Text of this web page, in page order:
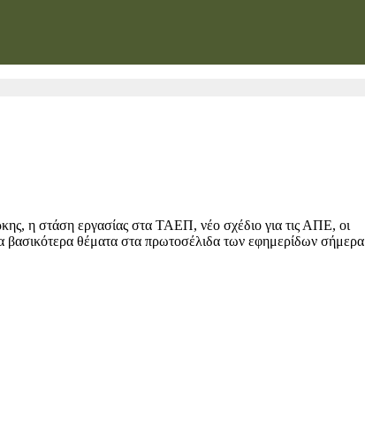
η στάση εργασίας στα ΤΑΕΠ, νέο σχέδιο για τις ΑΠΕ, οι
βασικότερα θέματα στα πρωτοσέλιδα των εφημερίδων